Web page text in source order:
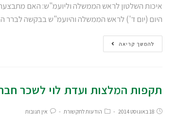
איכות השלטון לראש הממשלה וליועמ"ש: האם
היום (יום ד') לראש הממשלה והיועמ"ש בבקשה לברר
להמשך קריאה
תקפות המלצות ועדת לוי לשכר
18 באוגוסט 2014 הודעות לתקשורת אין תגובות